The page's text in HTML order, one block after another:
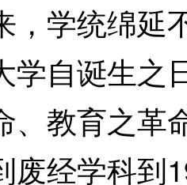
，学统绵延
学自诞生之
、教育之革
废经学科到